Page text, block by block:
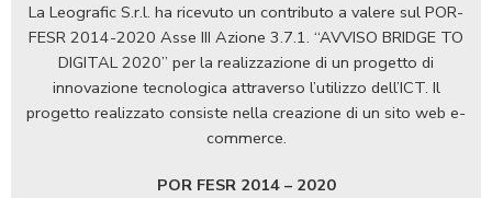
La Leografic S.r.l. ha ricevuto un contributo a valere sul POR-
FESR 2014-2020 Asse III Azione 3.7.1. “AVVISO BRIDGE TO
DIGITAL 2020” per la realizzazione di un progetto di
innovazione tecnologica attraverso l’utilizzo dell’ICT. Il
progetto realizzato consiste nella creazione di un sito web e-
commerce.
POR FESR 2014 – 2020